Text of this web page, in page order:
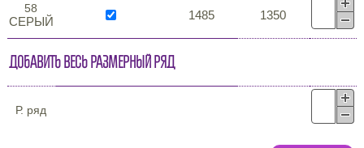
58
СЕРЫЙ 1485 1350
Добавить весь размерный ряд
Р. ряд